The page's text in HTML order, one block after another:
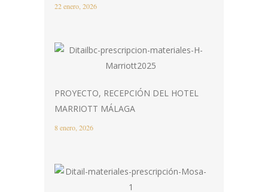
22 enero, 2026
PROYECTO, RECEPCIÓN DEL HOTEL
MARRIOTT MÁLAGA
8 enero, 2026